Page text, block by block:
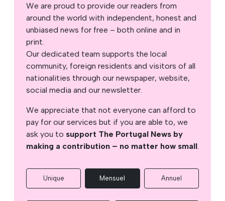
We are proud to provide our readers from
around the world with independent, honest and
unbiased news for free – both online and in
print.
Our dedicated team supports the local
community, foreign residents and visitors of all
nationalities through our newspaper, website,
social media and our newsletter.
We appreciate that not everyone can afford to
pay for our services but if you are able to, we
ask you to support The Portugal News by
making a contribution – no matter how small.
Unique Mensuel Annuel